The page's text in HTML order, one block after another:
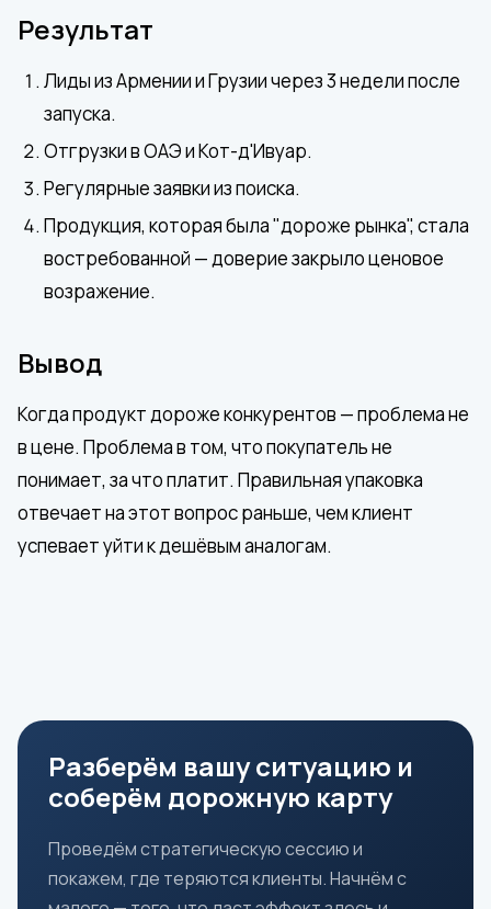
Результат
Лиды из Армении и Грузии через 3 недели после
запуска.
Отгрузки в ОАЭ и Кот-д'Ивуар.
Регулярные заявки из поиска.
Продукция, которая была "дороже рынка", стала
востребованной — доверие закрыло ценовое
возражение.
Вывод
Когда продукт дороже конкурентов — проблема не
в цене. Проблема в том, что покупатель не
понимает, за что платит. Правильная упаковка
отвечает на этот вопрос раньше, чем клиент
успевает уйти к дешёвым аналогам.
Разберём вашу ситуацию и
соберём дорожную карту
Проведём стратегическую сессию и
покажем, где теряются клиенты. Начнём с